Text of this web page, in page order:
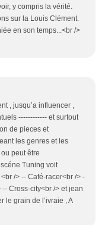
y compris la vérité.
sur la Louis Clément.
en son temps...<br />
, jusqu’a influencer ,
------------ et surtout
de pieces et
les genres et les
peut être
Tuning voit
/> -- Café-racer<br /> -
Cross-city<br /> et jean
le grain de l’ivraie , A